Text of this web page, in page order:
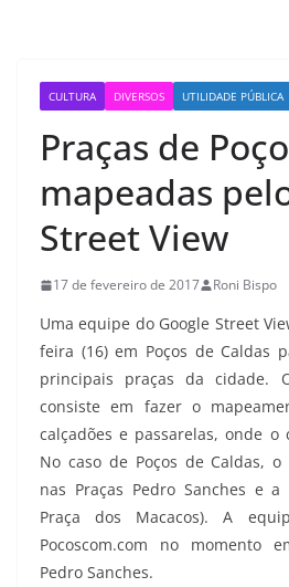
CULTURA DIVERSOS UTILIDADE PÚBLICA
Praças de
mapeadas
Street View
17 de fevereiro de 2017 Roni Bispo
Uma equipe do Google Street
feira (16) em Poços de Caldas
principais praças da cidade.
consiste em fazer o
calçadões e passarelas, onde o
No caso de Poços de Caldas,
nas Praças Pedro Sanches e
Praça dos Macacos). A
Pocoscom.com no momento
Pedro Sanches.